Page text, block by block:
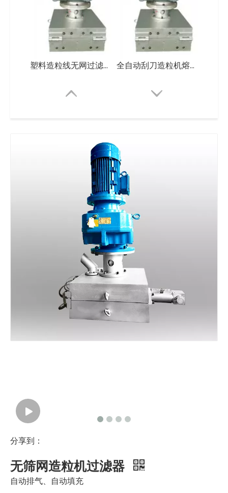
塑料造粒线无网过滤器激光过滤器 全自动刮刀造粒机熔体过滤无筛网
适用于 LDPE HDPE PP 塑料颗粒回收机的自清洁无网熔体过滤器
分享到：
无筛网造粒机过滤器
自动排气、自动填充